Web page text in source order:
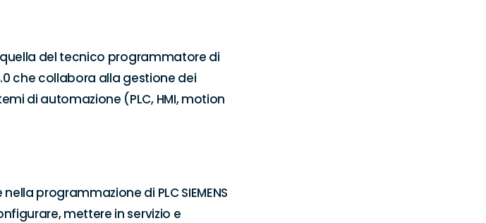
del tecnico programmatore di
che collabora alla gestione dei
di automazione (PLC, HMI, motion
programmazione di PLC SIEMENS
mettere in servizio e